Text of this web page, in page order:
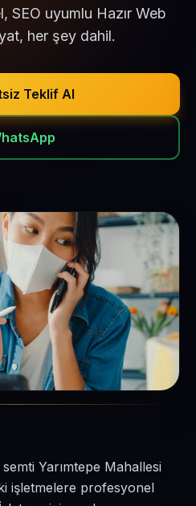
SEO uyumlu Hazır Web
her şey dahil.
Teklif Al
semti Yarımtepe Mahallesi
işletmelere profesyonel